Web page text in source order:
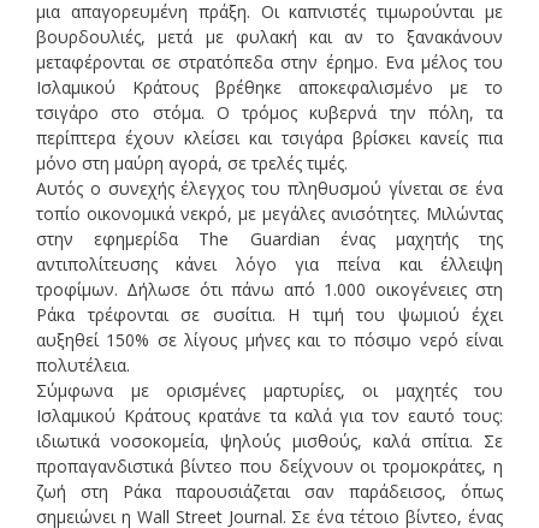
μια απαγορευμένη πράξη. Οι καπνιστές τιμωρούνται με
βουρδουλιές, μετά με φυλακή και αν το ξανακάνουν
μεταφέρονται σε στρατόπεδα στην έρημο. Ενα μέλος του
Ισλαμικού Κράτους βρέθηκε αποκεφαλισμένο με το
τσιγάρο στο στόμα. Ο τρόμος κυβερνά την πόλη, τα
περίπτερα έχουν κλείσει και τσιγάρα βρίσκει κανείς πια
μόνο στη μαύρη αγορά, σε τρελές τιμές.
Αυτός ο συνεχής έλεγχος του πληθυσμού γίνεται σε ένα
τοπίο οικονομικά νεκρό, με μεγάλες ανισότητες. Μιλώντας
στην εφημερίδα The Guardian ένας μαχητής της
αντιπολίτευσης κάνει λόγο για πείνα και έλλειψη
τροφίμων. Δήλωσε ότι πάνω από 1.000 οικογένειες στη
Ράκα τρέφονται σε συσίτια. Η τιμή του ψωμιού έχει
αυξηθεί 150% σε λίγους μήνες και το πόσιμο νερό είναι
πολυτέλεια.
Σύμφωνα με ορισμένες μαρτυρίες, οι μαχητές του
Ισλαμικού Κράτους κρατάνε τα καλά για τον εαυτό τους:
ιδιωτικά νοσοκομεία, ψηλούς μισθούς, καλά σπίτια. Σε
προπαγανδιστικά βίντεο που δείχνουν οι τρομοκράτες, η
ζωή στη Ράκα παρουσιάζεται σαν παράδεισος, όπως
σημειώνει η Wall Street Journal. Σε ένα τέτοιο βίντεο, ένας